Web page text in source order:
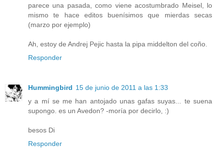
parece una pasada, como viene acostumbrado Meisel, lo
mismo te hace editos buenísimos que mierdas secas
(marzo por ejemplo)
Ah, estoy de Andrej Pejic hasta la pipa middelton del coño.
Responder
Hummingbird 15 de junio de 2011 a las 1:33
y a mí se me han antojado unas gafas suyas... te suena
supongo. es un Avedon? -moría por decirlo, :)
besos Di
Responder